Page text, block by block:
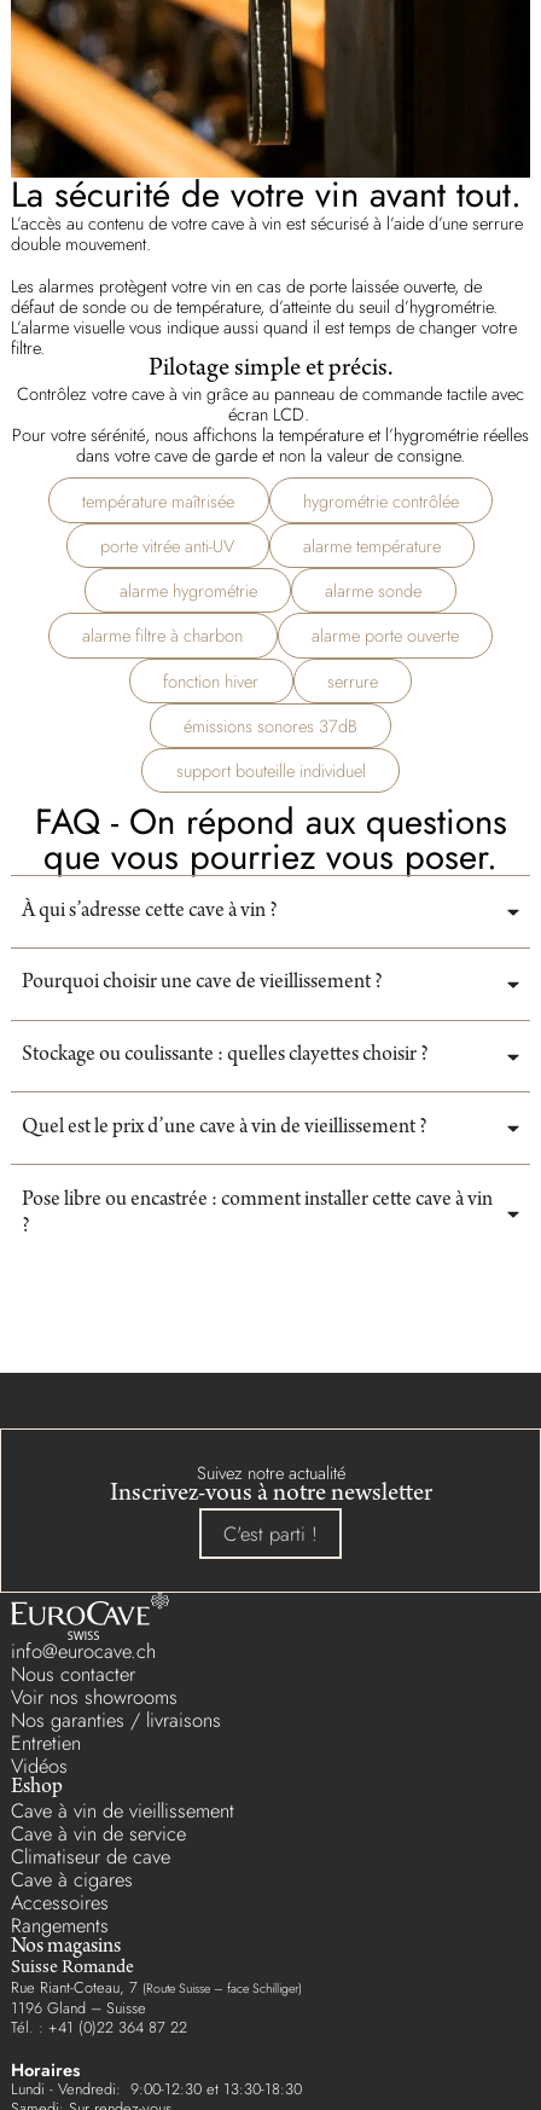
La sécurité de votre vin avant tout.
L’accès au contenu de votre cave à vin est sécurisé à l’aide d’une serrure
double mouvement.
Les alarmes protègent votre vin en cas de porte laissée ouverte, de
défaut de sonde ou de température, d’atteinte du seuil d’hygrométrie.
L’alarme visuelle vous indique aussi quand il est temps de changer votre
filtre.
Pilotage simple et précis.
Contrôlez votre cave à vin grâce au panneau de commande tactile avec
écran LCD.
Pour votre sérénité, nous affichons la température et l’hygrométrie réelles
dans votre cave de garde et non la valeur de consigne.
température maîtrisée
hygrométrie contrôlée
porte vitrée anti-UV
alarme température
alarme hygrométrie
alarme sonde
alarme filtre à charbon
alarme porte ouverte
fonction hiver
serrure
émissions sonores 37dB
support bouteille individuel
FAQ - On répond aux questions
que vous pourriez vous poser.
À qui s’adresse cette cave à vin ?
Pourquoi choisir une cave de vieillissement ?
Stockage ou coulissante : quelles clayettes choisir ?
Quel est le prix d’une cave à vin de vieillissement ?
Pose libre ou encastrée : comment installer cette cave à vin
?
Suivez notre actualité
Inscrivez-vous à notre newsletter
C'est parti !
info@eurocave.ch
Nous contacter
Voir nos showrooms
Nos garanties / livraisons
Entretien
Vidéos
Eshop
Cave à vin de vieillissement
Cave à vin de service
Climatiseur de cave
Cave à cigares
Accessoires
Rangements
Nos magasins
Suisse Romande
Rue Riant-Coteau, 7 (Route Suisse – face Schilliger)
1196 Gland – Suisse
Tél. : +41 (0)22 364 87 22
Horaires
Lundi - Vendredi: 9:00-12:30 et 13:30-18:30